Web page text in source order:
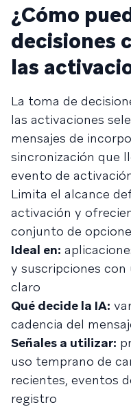
¿Cómo
decisiones
las
La toma de
las activaciones
mensajes de
sincronización que
evento de
Limita el alcance
activación y
conjunto de
Ideal en:
y suscripciones
claro
Qué decide la IA:
cadencia del
Señales a utilizar:
uso temprano de
recientes, eventos
registro